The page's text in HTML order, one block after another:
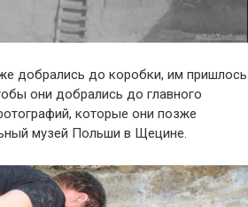
добрались до коробки, им пришлось
они добрались до главного
которые они позже
музей Польши в Щецине.